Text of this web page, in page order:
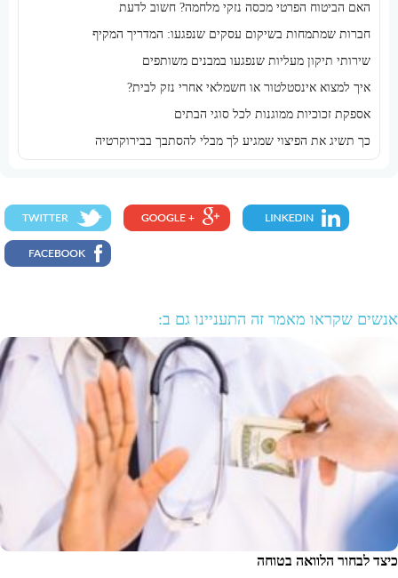
האם הביטוח הפרטי מכסה נזקי מלחמה? חשוב לדעת
חברות שמתמחות בשיקום עסקים שנפגעו: המדריך המקיף
שירותי תיקון מעליות שנפגעו במבנים משותפים
איך למצוא אינסטלטור או חשמלאי אחרי נזק לבית?
אספקת זכוכיות ממוגנות לכל סוגי הבתים
כך תשיג את הפיצוי שמגיע לך מבלי להסתבך בבירוקרטיה
אנשים שקראו מאמר זה התעניינו גם ב:
כיצד לבחור הלוואה בטוחה